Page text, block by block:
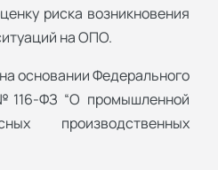
риска возникновения
на ОПО.
основании Федерального
ФЗ “О промышленной
производственных